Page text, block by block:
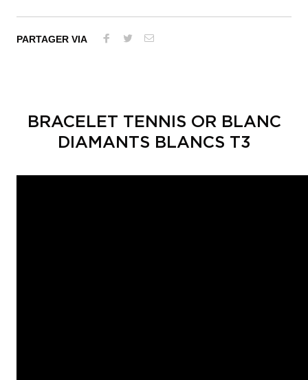
PARTAGER VIA
BRACELET TENNIS OR BLANC
DIAMANTS BLANCS T3